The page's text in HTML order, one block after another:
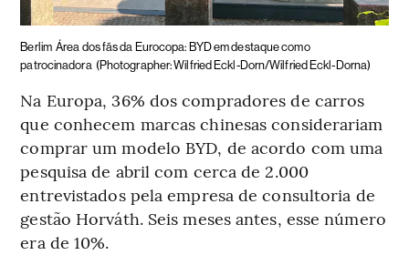
Berlim Área dos fãs da Eurocopa: BYD em destaque como
patrocinadora (Photographer: Wilfried Eckl-Dorn/Wilfried Eckl-Dorna)
Na Europa, 36% dos compradores de carros
que conhecem marcas chinesas considerariam
comprar um modelo BYD, de acordo com uma
pesquisa de abril com cerca de 2.000
entrevistados pela empresa de consultoria de
gestão Horváth. Seis meses antes, esse número
era de 10%.